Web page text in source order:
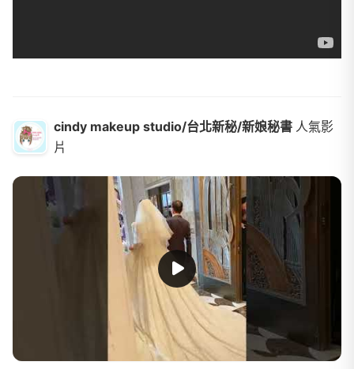
cindy makeup studio/台北新秘/新娘秘書 人氣影
片